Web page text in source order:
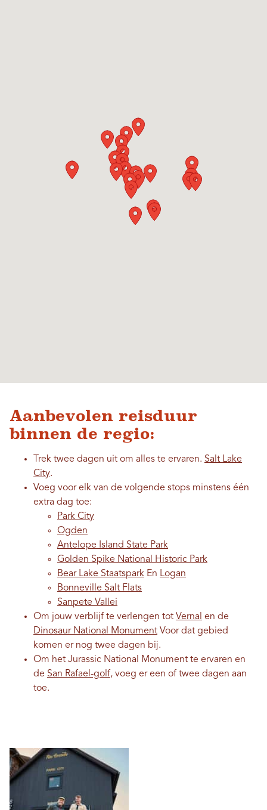
Aanbevolen reisduur
binnen de regio:
Trek twee dagen uit om alles te ervaren. Salt Lake
City.
Voeg voor elk van de volgende stops minstens één
extra dag toe:
Park City
Ogden
Antelope Island State Park
Golden Spike National Historic Park
Bear Lake Staatspark En Logan
Bonneville Salt Flats
Sanpete Vallei
Om jouw verblijf te verlengen tot Vernal en de
Dinosaur National Monument Voor dat gebied
komen er nog twee dagen bij.
Om het Jurassic National Monument te ervaren en
de San Rafael-golf, voeg er een of twee dagen aan
toe.